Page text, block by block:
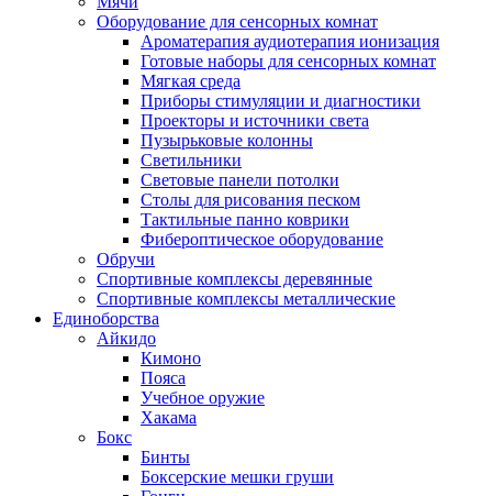
Оборудование для сенсорных комнат
Ароматерапия аудиотерапия ионизация
Готовые наборы для сенсорных комнат
Мягкая среда
Приборы стимуляции и диагностики
Проекторы и источники света
Пузырьковые колонны
Светильники
Световые панели потолки
Столы для рисования песком
Тактильные панно коврики
Фибероптическое оборудование
Обручи
Спортивные комплексы деревянные
Спортивные комплексы металлические
Единоборства
Айкидо
Кимоно
Пояса
Учебное оружие
Хакама
Бокс
Бинты
Боксерские мешки груши